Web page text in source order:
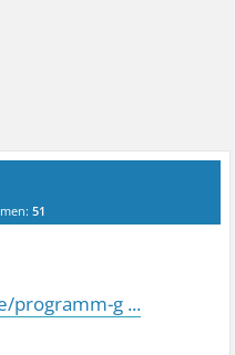
51
programm-g ...